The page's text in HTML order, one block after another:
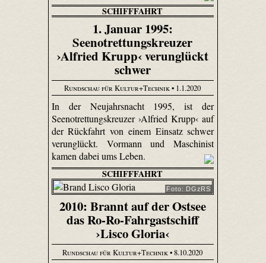
SCHIFFFAHRT
1. Januar 1995:
Seenotrettungskreuzer
›Alfried Krupp‹ verunglückt
schwer
Rundschau für Kultur+Technik• 1.1.2020
In der Neujahrsnacht 1995, ist der
Seenotrettungskreuzer ›Alfried Krupp‹ auf
der Rückfahrt von einem Einsatz schwer
verunglückt. Vormann und Maschinist
kamen dabei ums Leben.
SCHIFFFAHRT
Foto: DGzRS
2010: Brannt auf der Ostsee
das Ro-Ro-Fahrgastschiff
›Lisco Gloria‹
Rundschau für Kultur+Technik• 8.10.2020